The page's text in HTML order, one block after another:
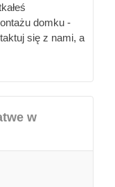
domku -
się z nami, a
w